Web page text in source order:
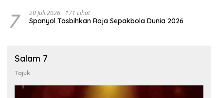
7 20 Juli 2026 171 Lihat
Spanyol Tasbihkan Raja Sepakbola Dunia 2026
Salam 7
Tajuk